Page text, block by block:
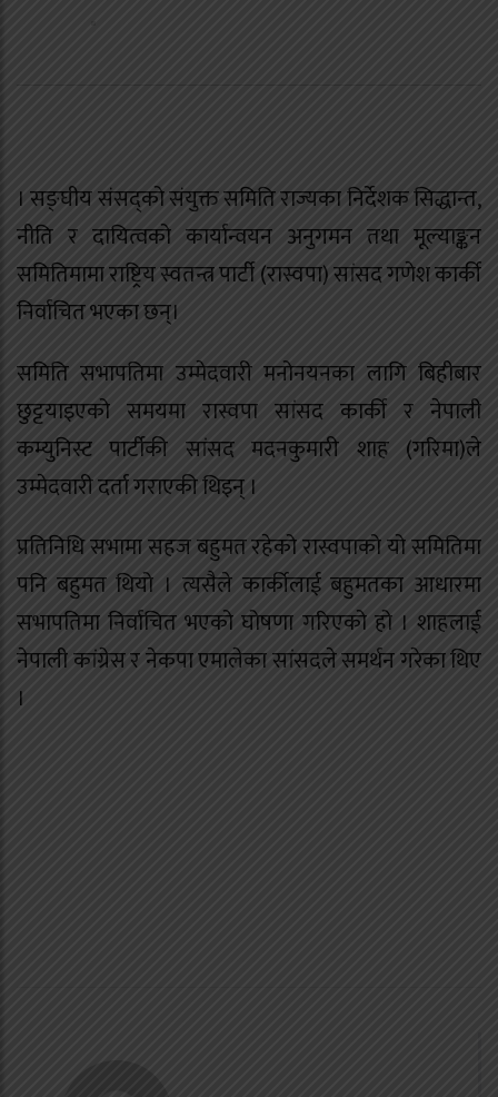
। सङ्घीय संसद्को संयुक्त समिति राज्यका निर्देशक सिद्धान्त,
नीति र दायित्वको कार्यान्वयन अनुगमन तथा मूल्याङ्कन
समितिमामा राष्ट्रिय स्वतन्त्र पार्टी (रास्वपा) सांसद गणेश कार्की
निर्वाचित भएका छन्।
समिति सभापतिमा उम्मेदवारी मनोनयनका लागि बिहीबार
छुट्टयाइएको समयमा रास्वपा सांसद कार्की र नेपाली
कम्युनिस्ट पार्टीकी सांसद मदनकुमारी शाह (गरिमा)ले
उम्मेदवारी दर्ता गराएकी थिइन् ।
प्रतिनिधि सभामा सहज बहुमत रहेको रास्वपाको यो समितिमा
पनि बहुमत थियो । त्यसैले कार्कीलाई बहुमतका आधारमा
सभापतिमा निर्वाचित भएको घोषणा गरिएको हो । शाहलाई
नेपाली कांग्रेस र नेकपा एमालेका सांसदले समर्थन गरेका थिए
।